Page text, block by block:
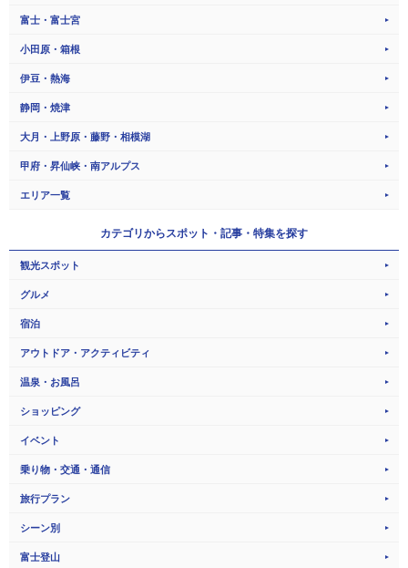
富士・富士宮
小田原・箱根
伊豆・熱海
静岡・焼津
大月・上野原・藤野・相模湖
甲府・昇仙峡・南アルプス
エリア一覧
カテゴリから スポット・記事・特集を探す
観光スポット
グルメ
宿泊
アウトドア・アクティビティ
温泉・お風呂
ショッピング
イベント
乗り物・交通・通信
旅行プラン
シーン別
富士登山